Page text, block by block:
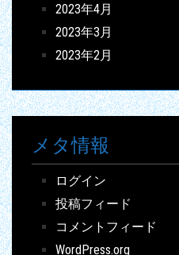
2023年4月
2023年3月
2023年2月
メタ情報
ログイン
投稿フィード
コメントフィード
WordPress.org